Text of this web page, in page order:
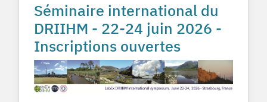
Séminaire international du
DRIIHM - 22-24 juin 2026 -
Inscriptions ouvertes